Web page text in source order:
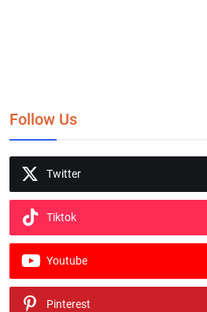
Follow Us
Twitter
Tiktok
Youtube
Pinterest